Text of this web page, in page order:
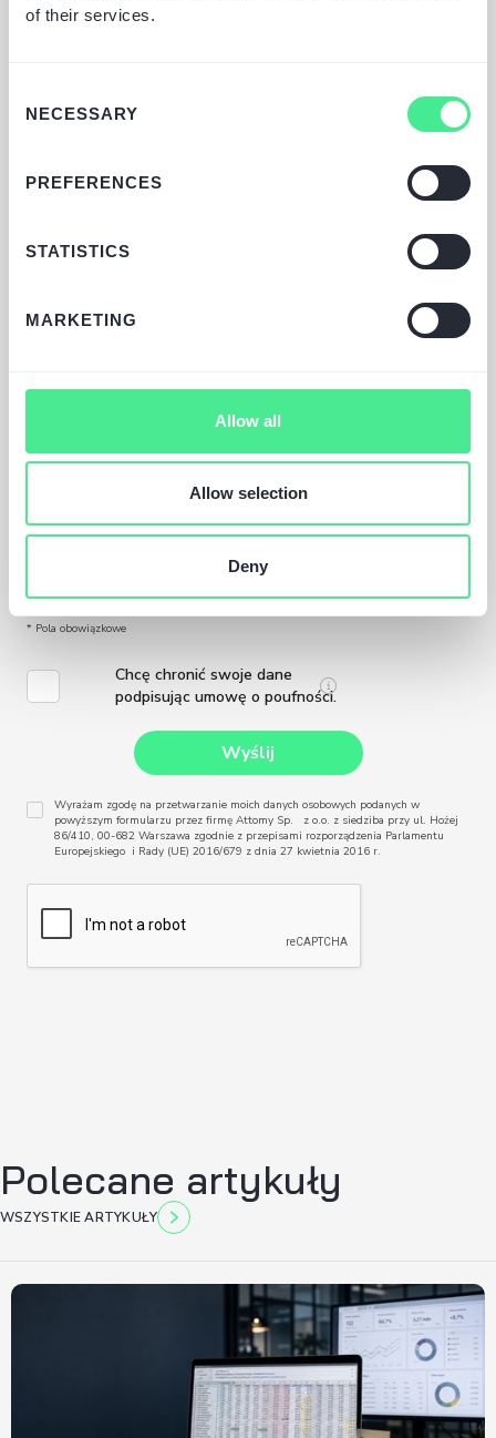
of their services.
Selection
NECESSARY
PREFERENCES
STATISTICS
MARKETING
Allow all
Allow selection
Deny
Otrzymasz od nas
* Pola obowiązkowe
Chcę chronić swoje dane
podpisując umowę o poufności.
Wyrażam zgodę na przetwarzanie moich danych osobowych podanych w
powyższym formularzu przez firmę Attomy Sp. z o.o. z siedziba przy ul. Hożej
86/410, 00-682 Warszawa zgodnie z przepisami rozporządzenia Parlamentu
Europejskiego i Rady (UE) 2016/679 z dnia 27 kwietnia 2016 r.
Polecane artykuły
WSZYSTKIE ARTYKUŁY